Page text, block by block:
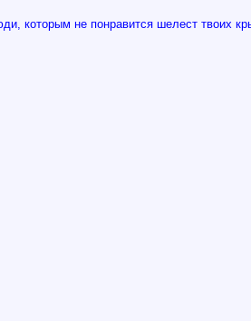
которым не понравится шелест твоих